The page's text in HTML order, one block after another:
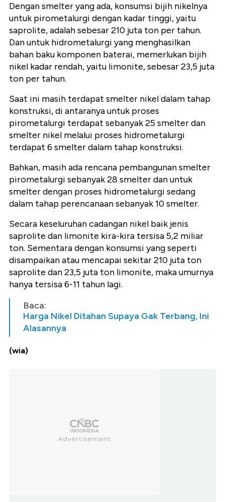
Dengan smelter yang ada, konsumsi bijih nikelnya
untuk pirometalurgi dengan kadar tinggi, yaitu
saprolite, adalah sebesar 210 juta ton per tahun.
Dan untuk hidrometalurgi yang menghasilkan
bahan baku komponen baterai, memerlukan bijih
nikel kadar rendah, yaitu limonite, sebesar 23,5 juta
ton per tahun.
Saat ini masih terdapat smelter nikel dalam tahap
konstruksi, di antaranya untuk proses
pirometalurgi terdapat sebanyak 25 smelter dan
smelter nikel melalui proses hidrometalurgi
terdapat 6 smelter dalam tahap konstruksi.
Bahkan, masih ada rencana pembangunan smelter
pirometalurgi sebanyak 28 smelter dan untuk
smelter dengan proses hidrometalurgi sedang
dalam tahap perencanaan sebanyak 10 smelter.
Secara keseluruhan cadangan nikel baik jenis
saprolite dan limonite kira-kira tersisa 5,2 miliar
ton. Sementara dengan konsumsi yang seperti
disampaikan atau mencapai sekitar 210 juta ton
saprolite dan 23,5 juta ton limonite, maka umurnya
hanya tersisa 6-11 tahun lagi.
Baca:
Harga Nikel Ditahan Supaya Gak Terbang, Ini
Alasannya
(wia)